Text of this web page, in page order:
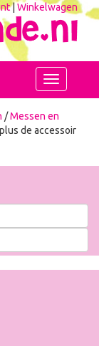
|Winkelwagen
Toggle
navigation
/Messen en
de accessoir